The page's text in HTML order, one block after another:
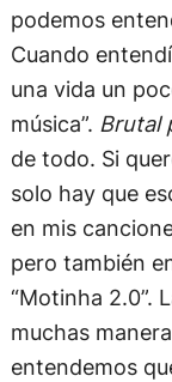
podemos
Cuando
una vida un
música”. Brutal
de todo. Si
solo hay que
en mis
pero también
“Motinha 2.0”.
muchas
entendemos